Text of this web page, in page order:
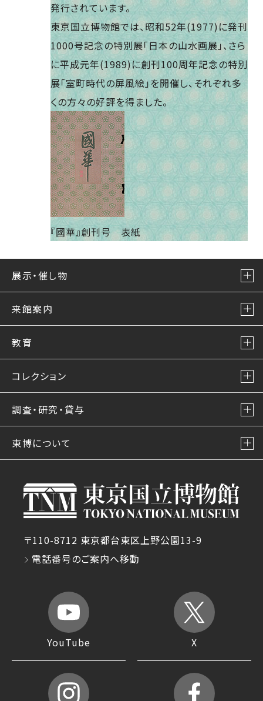
発行されています。
東京国立博物館では、昭和52年(1977)に発刊
1000号記念の特別展「日本の山水画展」、さら
に平成元年(1989)に創刊100周年記念の特別
展「室町時代の屏風絵」を開催し、それぞれ多
くの方々の好評を得ました。
『國華』創刊号 表紙
展示・催し物
来館案内
教育
コレクション
調査・研究・貸与
東博について
〒110-8712 東京都台東区上野公園13-9
電話番号のご案内へ移動
YouTube X